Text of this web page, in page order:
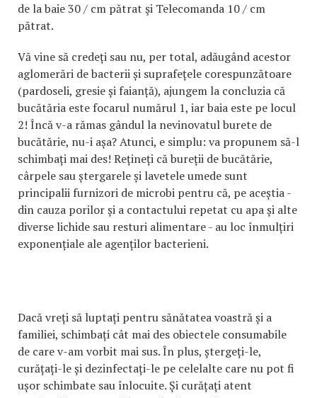
de la baie 30 / cm pătrat şi Telecomanda 10 / cm
pătrat.
Vă vine să credeți sau nu, per total, adăugând acestor
aglomerări de bacterii și suprafețele corespunzătoare
(pardoseli, gresie și faianță), ajungem la concluzia că
bucătăria este focarul numărul 1, iar baia este pe locul
2! Încă v-a rămas gândul la nevinovatul burete de
bucătărie, nu-i așa? Atunci, e simplu: va propunem să-l
schimbați mai des! Rețineți că bureții de bucătărie,
cârpele sau ștergarele și lavetele umede sunt
principalii furnizori de microbi pentru că, pe aceștia -
din cauza porilor și a contactului repetat cu apa și alte
diverse lichide sau resturi alimentare - au loc înmulțiri
exponențiale ale agenților bacterieni.
Dacă vreți să luptați pentru sănătatea voastră și a
familiei, schimbați cât mai des obiectele consumabile
de care v-am vorbit mai sus. În plus, ștergeți-le,
curățați-le și dezinfectați-le pe celelalte care nu pot fi
ușor schimbate sau înlocuite. Și curățați atent